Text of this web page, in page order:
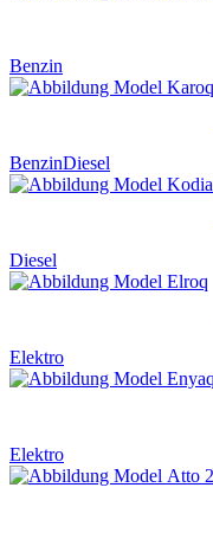
Benzin
BenzinDiesel
Diesel
Elektro
Elektro